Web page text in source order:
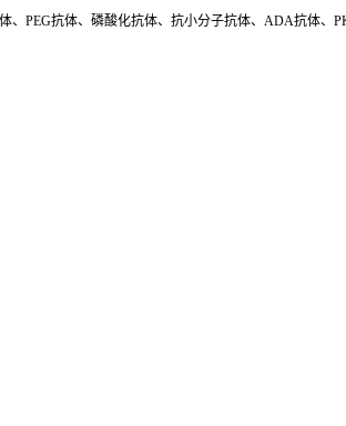
PEG抗体、磷酸化抗体、抗小分子抗体、ADA抗体、